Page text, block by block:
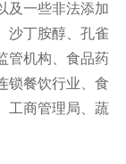
及一些非法添加
沙丁胺醇、孔雀
管机构、食品药
锁餐饮行业、食
工商管理局、蔬